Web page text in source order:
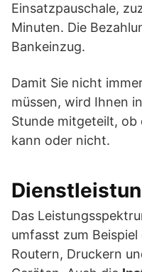
Einsatzpauschale,
Minuten. Die
Bankeinzug.
Damit Sie nicht
müssen, wird Ihnen
Stunde mitgeteilt, ob
kann oder nicht.
Das
umfasst zum Beispiel
Routern, Druckern